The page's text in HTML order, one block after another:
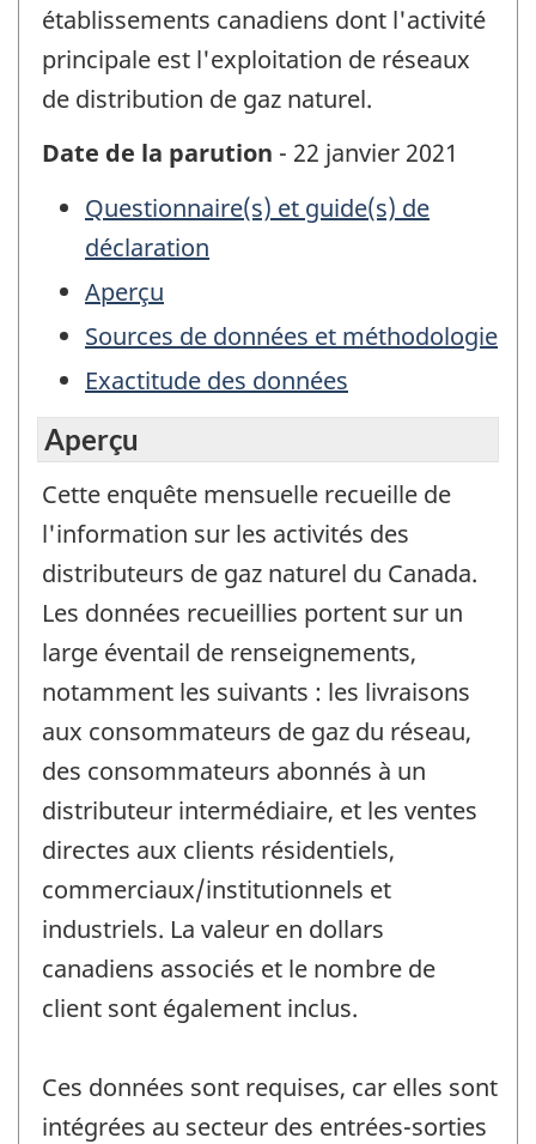
établissements canadiens dont l'activité
principale est l'exploitation de réseaux
de distribution de gaz naturel.
Date de la parution - 22 janvier 2021
Questionnaire(s) et guide(s) de
déclaration
Aperçu
Sources de données et méthodologie
Exactitude des données
Aperçu
Cette enquête mensuelle recueille de
l'information sur les activités des
distributeurs de gaz naturel du Canada.
Les données recueillies portent sur un
large éventail de renseignements,
notamment les suivants : les livraisons
aux consommateurs de gaz du réseau,
des consommateurs abonnés à un
distributeur intermédiaire, et les ventes
directes aux clients résidentiels,
commerciaux/institutionnels et
industriels. La valeur en dollars
canadiens associés et le nombre de
client sont également inclus.
Ces données sont requises, car elles sont
intégrées au secteur des entrées-sorties